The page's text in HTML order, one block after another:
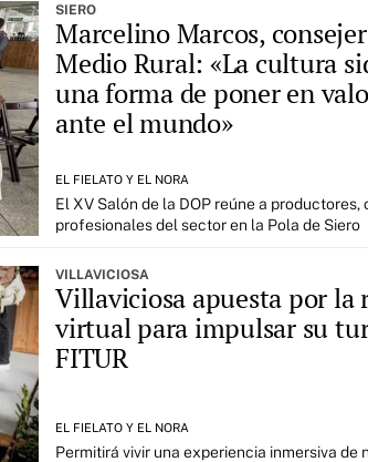
SIERO
Marcelino Marcos,
Medio Rural: «La cultura
una forma de poner en
ante el mundo»
EL FIELATO Y EL NORA
El XV Salón de la DOP reúne a productores,
profesionales del sector en la Pola de Siero
VILLAVICIOSA
Villaviciosa apuesta por la
virtual para impulsar su
FITUR
EL FIELATO Y EL NORA
Permitirá vivir una experiencia inmersiva de